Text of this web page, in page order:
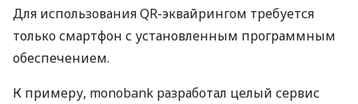
Для использования QR-эквайрингом требуется
только смартфон с установленным программным
обеспечением.
К примеру, monobank разработал целый сервис